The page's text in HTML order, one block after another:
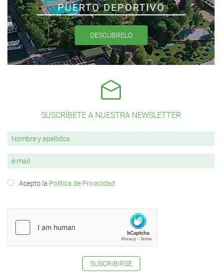
PUERTO DEPORTIVO
DESCÚBRELO
SUSCRÍBETE A NUESTRA NEWSLETTER
Acepto la Política de Privacidad
SUSCRIBIRSE